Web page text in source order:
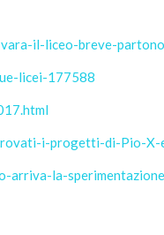
il-liceo-breve-
licei-177588
i-progetti-di-Pio-X-
arriva-la-sperimentazione